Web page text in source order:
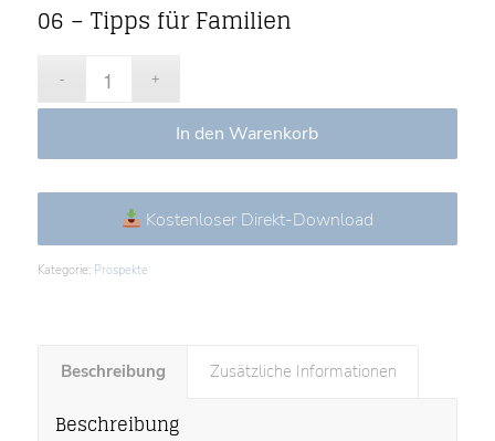
06 – Tipps für Familien
In den Warenkorb
Kostenloser Direkt-Download
Kategorie: Prospekte
Beschreibung Zusätzliche Informationen
Beschreibung